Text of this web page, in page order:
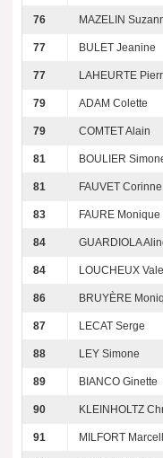
76 MAZELIN
77 BULET Jeanine
77 LAHEURTE
79 ADAM Colette
79 COMTET Alain
81 BOULIER
81 FAUVET Corinne
83 FAURE Monique
84 GUARDIOLA
84 LOUCHEUX
86 BRUYÈRE
87 LECAT Serge
88 LEY Simone
89 BIANCO Ginette
90 KLEINHOLTZ
91 MILFORT